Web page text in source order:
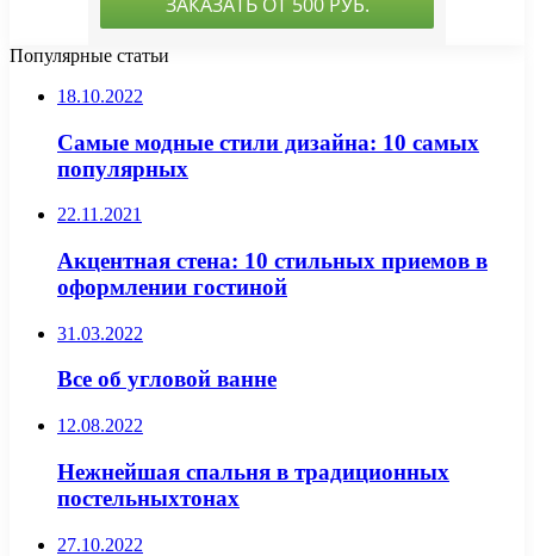
Популярные статьи
18.10.2022
Самые модные стили дизайна: 10 самых
популярных
22.11.2021
Акцентная стена: 10 стильных приемов в
оформлении гостиной
31.03.2022
Все об угловой ванне
12.08.2022
Нежнейшая спальня в традиционных
постельныхтонах
27.10.2022